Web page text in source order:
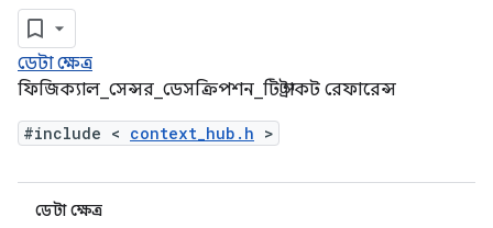
ডেটা ক্ষেত্র
ফিজিক্যাল_সেন্সর_ডেসক্রিপশন_টি স্ট্রাকট রেফারেন্স
#include < context_hub.h >
ডেটা ক্ষেত্র